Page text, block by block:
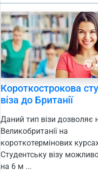
Короткострокова
віза до Британії
Даний тип візи дозволяє
Великобританії на
короткотермінових
Студентську візу
на 6 м ...